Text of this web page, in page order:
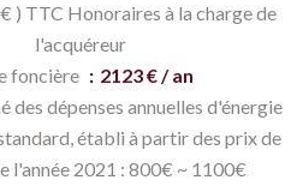
) TTC Honoraires à la charge de
l'acquéreur
foncière
2123 € / an
des dépenses annuelles d'énergie
établi à partir des prix de
l'année 2021 : 800€ ~ 1100€